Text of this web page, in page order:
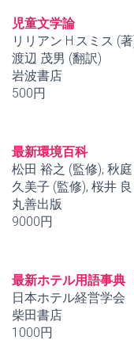
児童文学論
リリアン H.スミス (
渡辺 茂男 (翻訳)
岩波書店
500円
最新環境百科
松田 裕之 (監修), 秋
久美子 (監修), 桜井
丸善出版
9000円
最新ホテル用語事典
日本ホテル経営学会
柴田書店
1000円